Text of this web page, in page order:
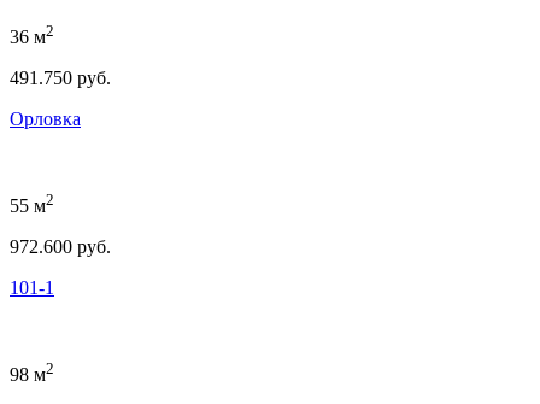
36 м2
491.750 руб.
Орловка
55 м2
972.600 руб.
101-1
98 м2